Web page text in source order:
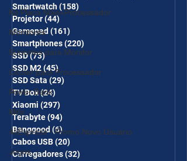
Kit Placa Mãe+Processador
Monitores
Suportes para Monitor
Cooler para Processador
Power Bank
Mifa
AliExpress - Promo Novo Usuário
Jogos
Smartwatch(158)
Projetor(44)
Gamepad (161)
Smartphones(220)
SSD(73)73 posts
SSD M2(45)45 posts
SSD Sata (29)
TV Box(24)
Xiaomi (297)
Terabyte(94)
Banggood(6)6 posts
Cabos USB(20)
Carregadores(32)